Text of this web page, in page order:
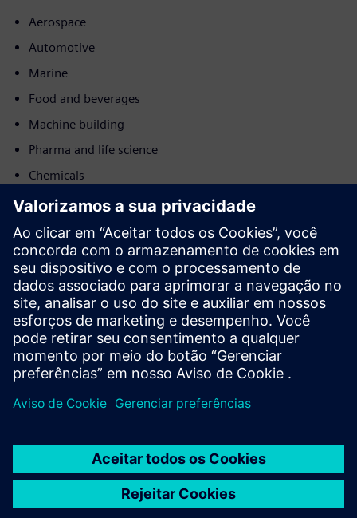
Aerospace
Automotive
Marine
Food and beverages
Machine building
Pharma and life science
Chemicals
Batteries
Movimento
Service
Fornece um serviço para um produto/solução do Siemens
Xcelerator que ajuda o cliente a implementá-lo, integrá-lo,
operá-lo ou mantê-lo